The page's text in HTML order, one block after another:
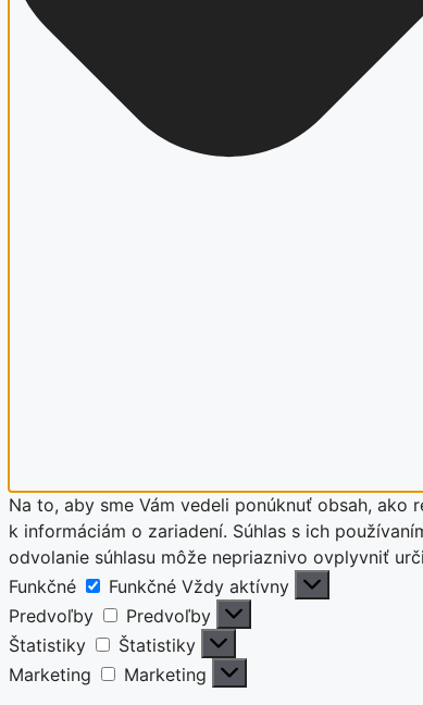
Na to, aby sme Vám vedeli ponúknuť obsah,
k informáciám o zariadení. Súhlas s ich
odvolanie súhlasu môže nepriaznivo ovplyvniť
Funkčné
Funkčné Vždy aktívny
Predvoľby
Predvoľby
Štatistiky
Štatistiky
Marketing
Marketing